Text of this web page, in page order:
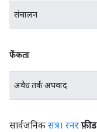
संचालन
फेंकता
अवैध तर्क अपवाद
सार्वजनिक सत्र। रनर फ़ीड